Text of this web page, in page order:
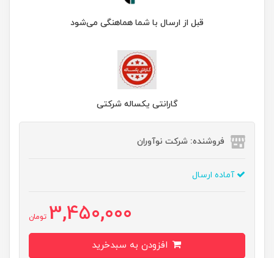
قبل از ارسال با شما هماهنگی می‌شود
گارانتی یکساله شرکتی
فروشنده: شرکت نوآوران
آماده ارسال
3,450,000 تومان